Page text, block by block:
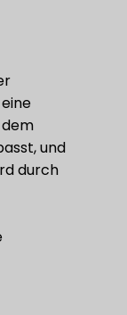
und
durch